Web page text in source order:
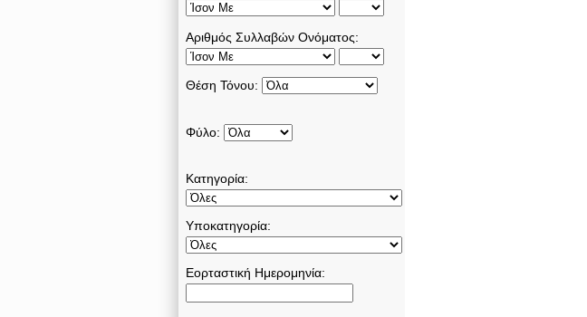
Αριθμός Συλλαβών Ονόματος:
Θέση Τόνου:
Φύλο:
Κατηγορία:
Υποκατηγορία:
Εορταστική Ημερομηνία: